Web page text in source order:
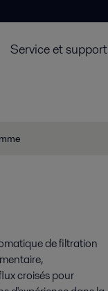
Service et support
de filtration
croisés pour